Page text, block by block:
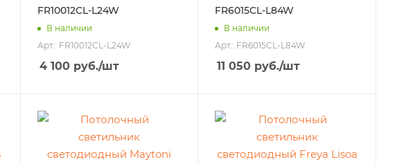
FR10012CL-L24W
В наличии
Арт.: FR10012CL-L24W
4 100руб./шт
FR6015CL-L84W
В наличии
Арт.: FR6015CL-L84W
11 050 руб./шт